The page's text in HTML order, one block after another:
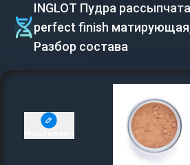
INGLOT Пудра
perfect finish
Разбор состава